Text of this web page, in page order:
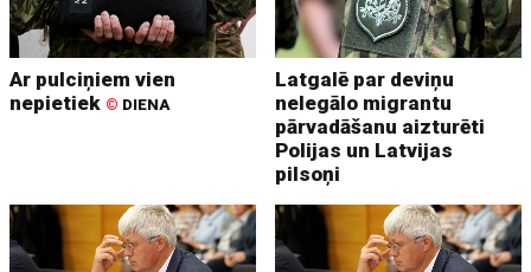
Ar pulciņiem vien
nepietiek © DIENA
Latgalē par deviņu
nelegālo migrantu
pārvadāšanu aizturēti
Polijas un Latvijas
pilsoņi